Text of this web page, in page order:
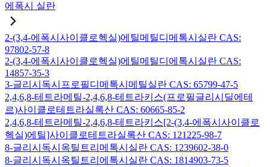
에폭시 실란
2-(3,4-에폭시사이클로헥실)에틸메틸디메톡시실란 CAS:
97802-57-8
2-(3,4-에폭시사이클로헥실)에틸메틸디에톡시실란 CAS:
14857-35-3
3-글리시독시프로필디메톡시메틸실란 CAS: 65799-47-5
2,4,6,8-테트라메틸-2,4,6,8-테트라키스(프로필글리시딜에테
르)사이클로테트라실록산 CAS: 60665-85-2
2,4,6,8-테트라메틸-2,4,6,8-테트라키스[2-(3,4-에폭시사이클로
헥실)에틸]사이클로테트라실록산 CAS: 121225-98-7
8-글리시독시옥틸트리메톡시실란 CAS: 1239602-38-0
8-글리시독시옥틸트리에톡시실란 CAS: 1814903-73-5